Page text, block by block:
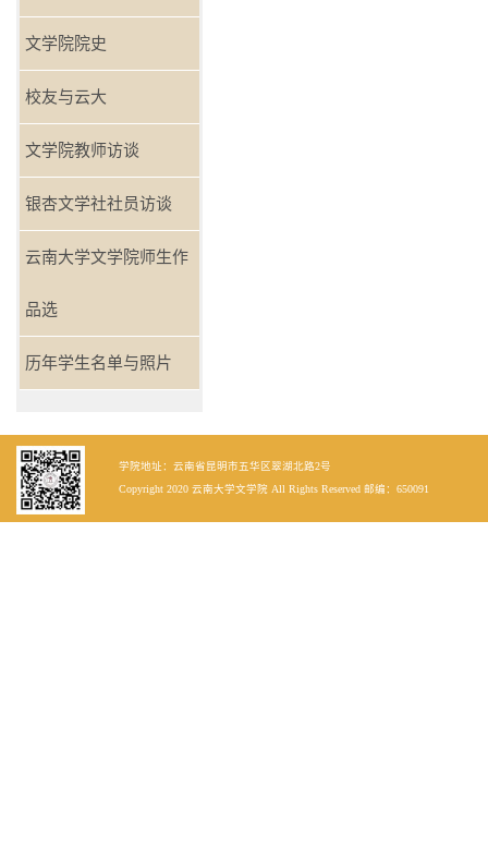
文学院院史
校友与云大
文学院教师访谈
银杏文学社社员访谈
云南大学文学院师生作
品选
历年学生名单与照片
学院地址：云南省昆明市五华区翠湖北路2号
Copyright 2020 云南大学文学院 All Rights Reserved 邮编：650091